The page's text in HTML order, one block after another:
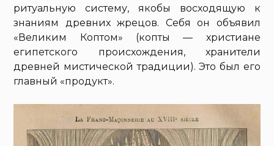
ритуальную систему, якобы восходящую к
знаниям древних жрецов. Себя он объявил
«Великим Коптом» (копты — христиане
египетского происхождения, хранители
древней мистической традиции). Это был его
главный «продукт».